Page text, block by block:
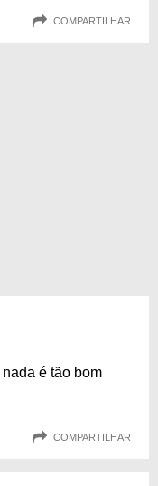
COMPARTILHAR
é tão bom
COMPARTILHAR